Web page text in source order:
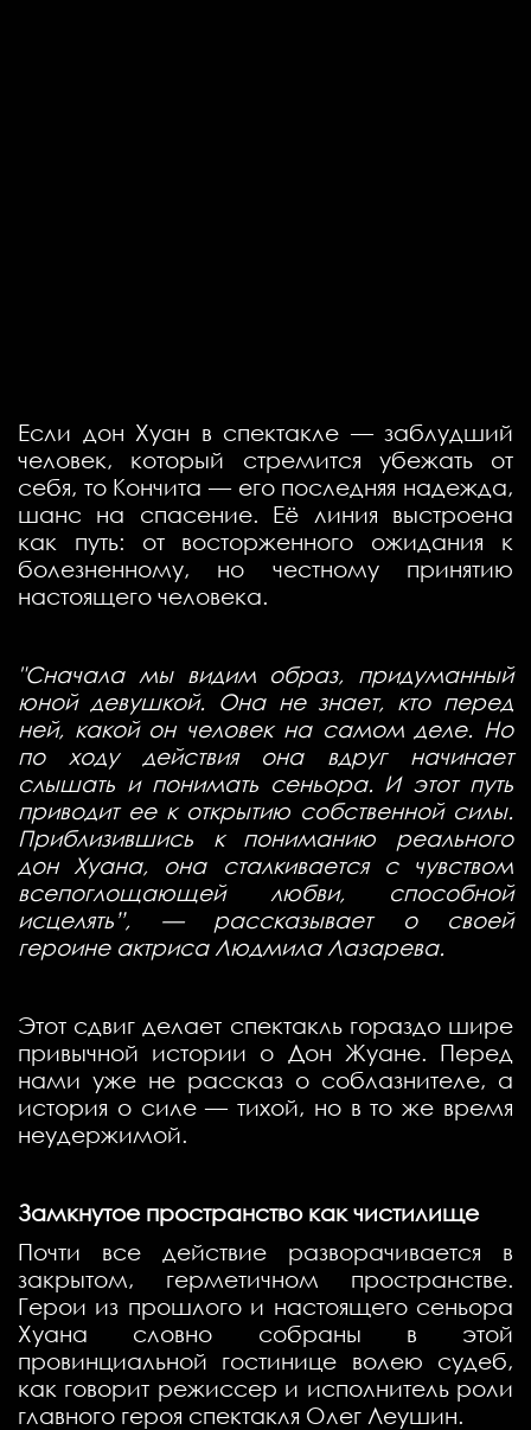
Если дон Хуан в спектакле — заблудший
человек, который стремится убежать от
себя, то Кончита — его последняя надежда,
шанс на спасение. Её линия выстроена
как путь: от восторженного ожидания к
болезненному, но честному принятию
настоящего человека.
"Сначала мы видим образ, придуманный
юной девушкой. Она не знает, кто перед
ней, какой он человек на самом деле. Но
по ходу действия она вдруг начинает
слышать и понимать сеньора. И этот путь
приводит ее к открытию собственной силы.
Приблизившись к пониманию реального
дон Хуана, она сталкивается с чувством
всепоглощающей любви, способной
исцелять”, — рассказывает о своей
героине актриса Людмила Лазарева.
Этот сдвиг делает спектакль гораздо шире
привычной истории о Дон Жуане. Перед
нами уже не рассказ о соблазнителе, а
история о силе — тихой, но в то же время
неудержимой.
Замкнутое пространство как чистилище
Почти все действие разворачивается в
закрытом, герметичном пространстве.
Герои из прошлого и настоящего сеньора
Хуана словно собраны в этой
провинциальной гостинице волею судеб,
как говорит режиссер и исполнитель роли
главного героя спектакля Олег Леушин.